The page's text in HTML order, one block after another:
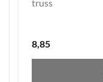
truss
8,85